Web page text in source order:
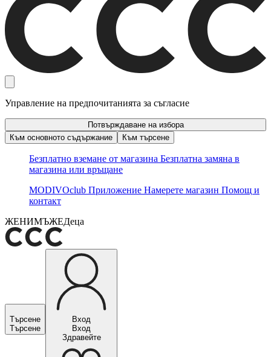
Управление на предпочитанията за съгласие
Потвърждаване на избора
Към основното съдържание
Към търсене
Безплатно вземане от магазина Безплатна замяна в
магазина или връщане
MODIVOclub Приложение Намерете магазин Помощ и
контакт
ЖЕНИМЪЖЕДеца
Търсене
Търсене
Вход
Вход
Здравейте